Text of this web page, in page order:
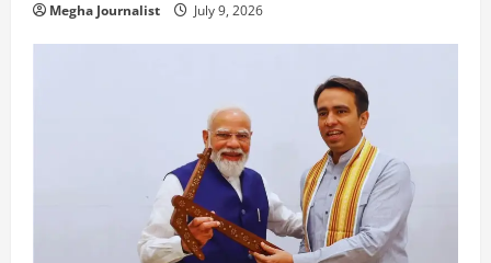
Megha Journalist July 9, 2026